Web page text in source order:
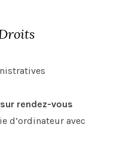
rendez-vous
d’ordinateur avec